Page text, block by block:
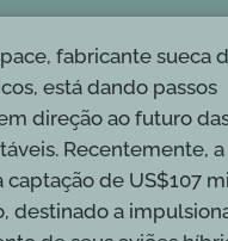
fabricante sueca
está dando passos
direção ao futuro
Recentemente,
captação de US$107
destinado a